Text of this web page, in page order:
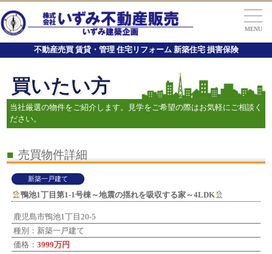
MENU
不動産売買 賃貸・管理 住宅リフォーム 新築住宅 損害保険
買いたい方
当社厳選の物件をご紹介します。見学をご希望の際はお気軽にご相談く
ださい。
■ 売買物件詳細
新築一戸建て
鴨池1丁目第1-1号棟～地震の揺れを吸収する家～4LDK
鹿児島市鴨池1丁目20-5
種別：新築一戸建て
価格：3999万円